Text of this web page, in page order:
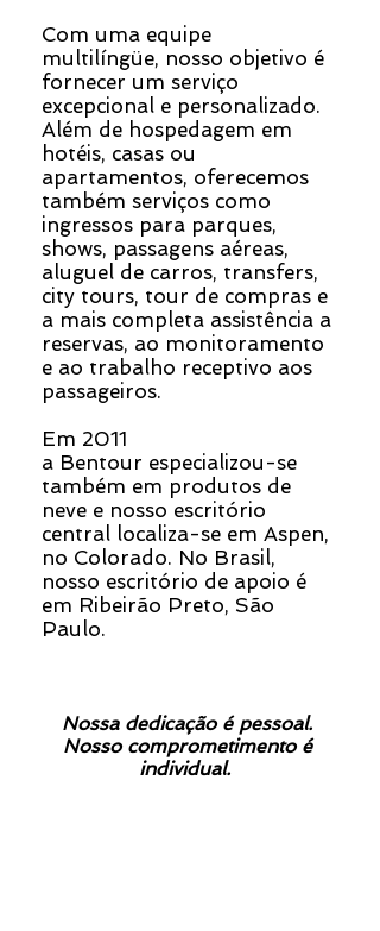
Com uma equipe
multilíngüe, nosso objetivo é
fornecer um serviço
excepcional e personalizado.
Além de hospedagem em
hotéis, casas ou
apartamentos, oferecemos
também serviços como
ingressos para parques,
shows, passagens aéreas,
aluguel de carros, transfers,
city tours, tour de compras e
a mais completa assistência a
reservas, ao monitoramento
e ao trabalho receptivo aos
passageiros.
Em 2011
a Bentour especializou-se
também em produtos de
neve e nosso escritório
central localiza-se em Aspen,
no Colorado. No Brasil,
nosso escritório de apoio é
em Ribeirão Preto, São
Paulo.
Nossa dedicação é pessoal.
Nosso comprometimento é
individual.